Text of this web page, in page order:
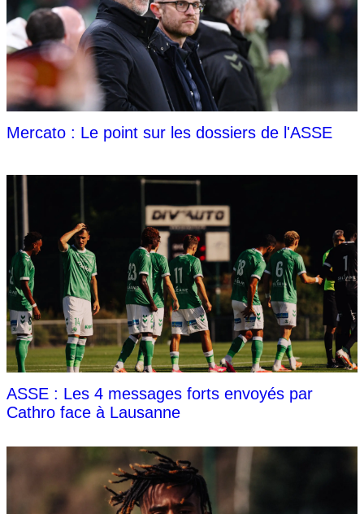
Mercato : Le point sur les dossiers de l'ASSE
ASSE : Les 4 messages forts envoyés par
Cathro face à Lausanne